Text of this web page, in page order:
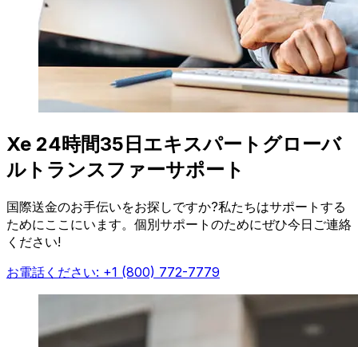
Xe 24時間35日エキスパートグローバ
ルトランスファーサポート
国際送金のお手伝いをお探しですか?私たちはサポートする
ためにここにいます。個別サポートのためにぜひ今日ご連絡
ください!
お電話ください: +1 (800) 772-7779